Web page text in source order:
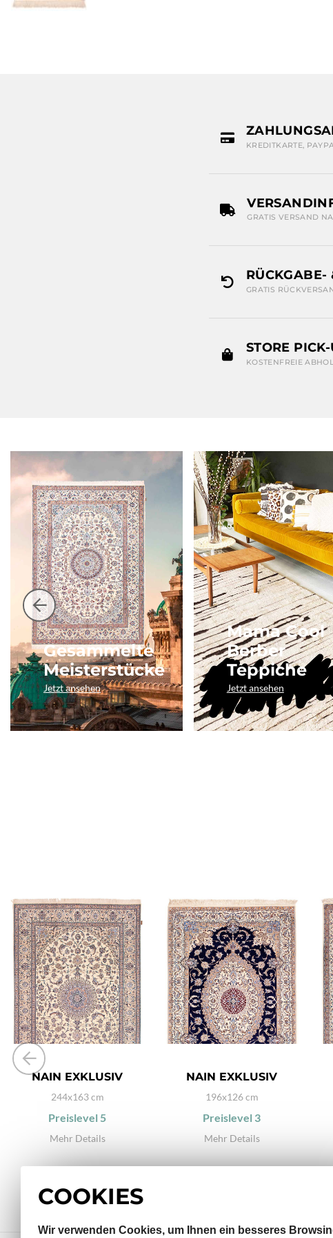
KREDITKARTE,
GRATIS VERSAND
RÜCKGABE-
GRATIS
STORE
KOSTENFREIE
Gesammelte
Meisterstücke
Jetzt ansehen
Mama Cool
Berber
Teppiche
Jetzt ansehen
NAIN EXKLUSIV
244x163 cm
Preislevel 5
Mehr Details
NAIN EXKLUSIV
196x126 cm
Preislevel 3
Mehr Details
COOKIES
Wir verwenden Cookies, um Ihnen ein besseres